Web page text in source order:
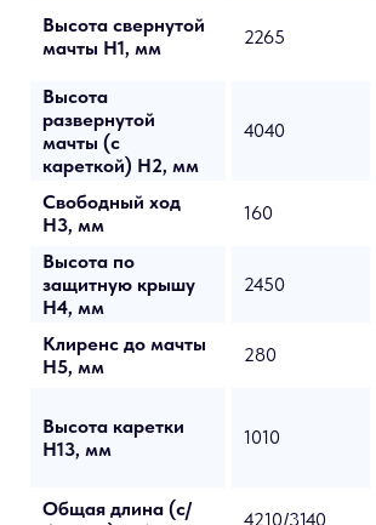
Высота свернутой
мачты H1, мм
2265
Высота
развернутой
мачты (с
кареткой) H2, мм
4040
Свободный ход
H3, мм
160
Высота по
защитную крышу
H4, мм
2450
Клиренс до мачты
H5, мм
280
Высота каретки
H13, мм
1010
Общая длина (с/
4210/3140